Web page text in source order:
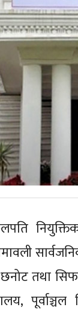
छनोट तथा
पूर्वाञ्चल